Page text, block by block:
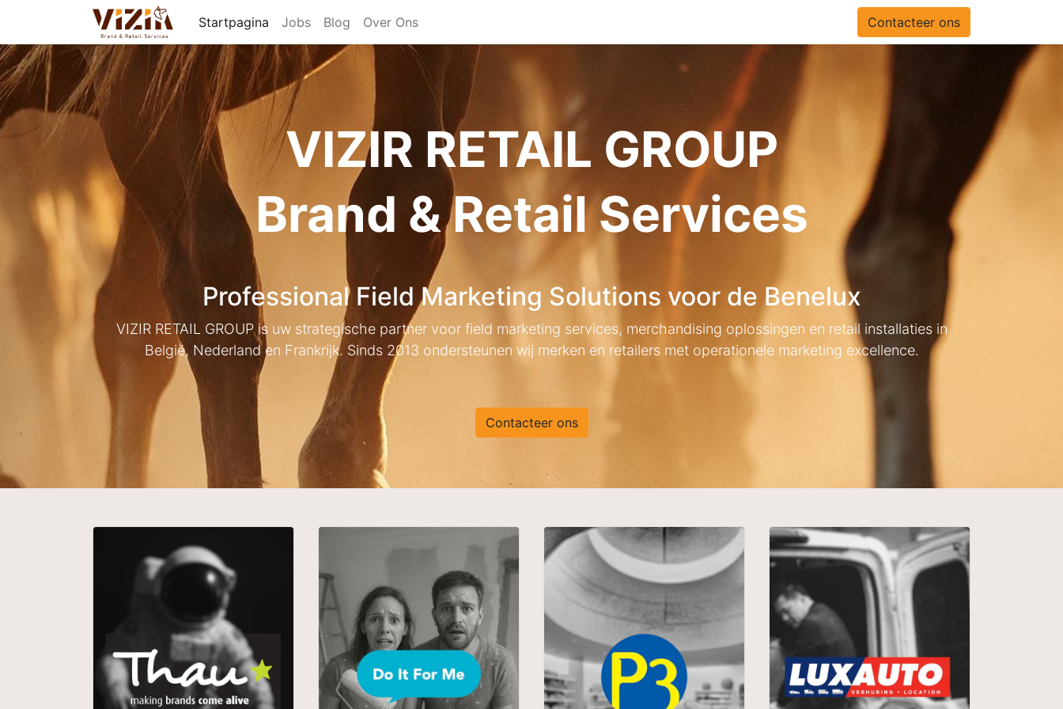
Startpagina Jobs Blog Over Ons Contacteer ons
VIZIR RETAIL GROUP
Brand & Retail Services
Professional Field Marketing Solutions voor de Benelux
VIZIR RETAIL GROUP is uw strategische partner voor field marketing services, merchandising oplossingen en retail installaties in
België, Nederland en Frankrijk. Sinds 2013 ondersteunen wij merken en retailers met operationele marketing excellence.
Contacteer ons